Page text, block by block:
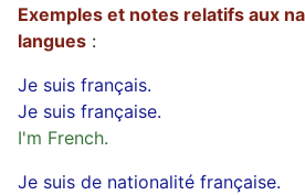
Exemples et notes relatifs aux
langues :
Je suis français.
Je suis française.
I'm French.
Je suis de nationalité française.